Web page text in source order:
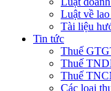
Luật về
Tài liệu
Tin tức
Thuế
Thuế
Thuế
Các loại